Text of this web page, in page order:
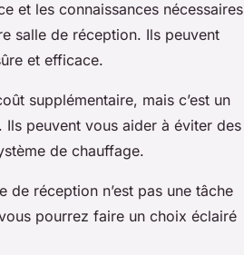
et les connaissances nécessaires
salle de réception. Ils peuvent
et efficace.
supplémentaire, mais c’est un
Ils peuvent vous aider à éviter des
de chauffage.
réception n’est pas une tâche
pourrez faire un choix éclairé